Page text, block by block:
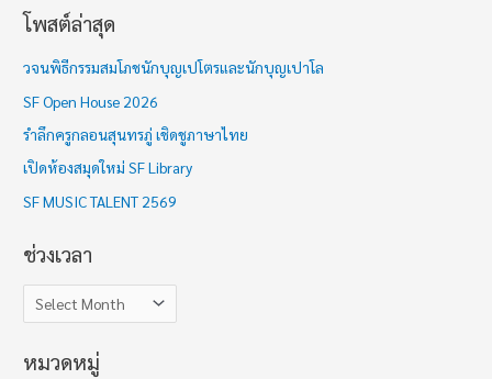
โพสต์ล่าสุด
วจนพิธีกรรมสมโภชนักบุญเปโตรและนักบุญเปาโล
SF Open House 2026
รำลึกครูกลอนสุนทรภู่ เชิดชูภาษาไทย
เปิดห้องสมุดใหม่ SF Library
SF MUSIC TALENT 2569
ช่วงเวลา
ช่
ง
เ
ว
ล
า
หมวดหมู่